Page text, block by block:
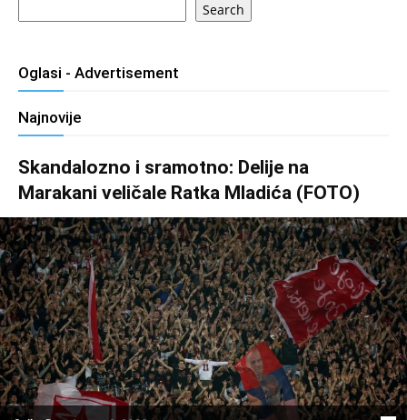
Search
Oglasi - Advertisement
Najnovije
Skandalozno i sramotno: Delije na
Marakani veličale Ratka Mladića (FOTO)